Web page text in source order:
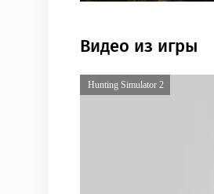
Видео из игры
Hunting Simulator 2